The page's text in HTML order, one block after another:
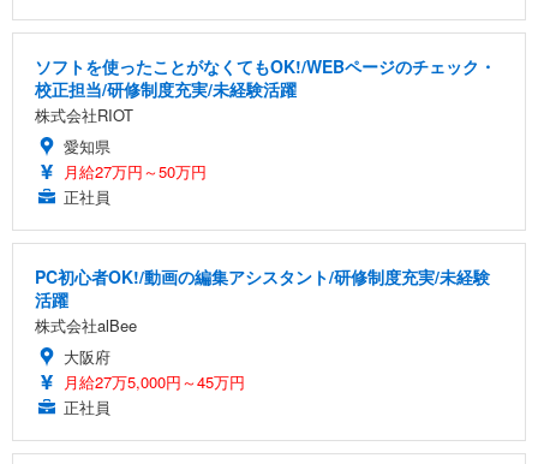
ソフトを使ったことがなくてもOK!/WEBページのチェック・
校正担当/研修制度充実/未経験活躍
株式会社RIOT
愛知県
月給27万円～50万円
正社員
PC初心者OK!/動画の編集アシスタント/研修制度充実/未経験
活躍
株式会社alBee
大阪府
月給27万5,000円～45万円
正社員